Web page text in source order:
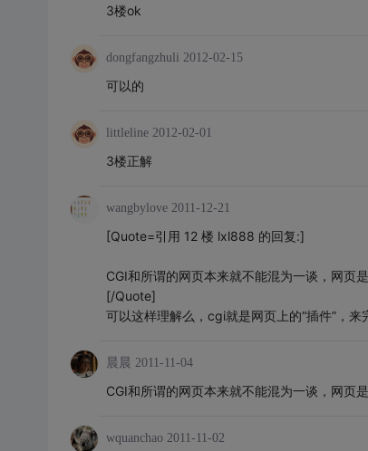
3楼ok
dongfangzhuli 2012-02-15
可以的
littleline 2012-02-01
3楼正解
wangbylove 2011-12-21
[Quote=引用 12 楼 lxl888 的回复:]
CGI和所谓的网页本来就不能混为一谈，网页
[/Quote]
可以这样理解么，cgi就是网页上的“插件”，来
晨晨 2011-11-04
CGI和所谓的网页本来就不能混为一谈，网页
wquanchao 2011-11-02